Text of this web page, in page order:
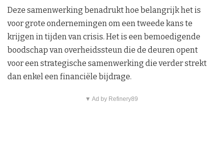
Deze samenwerking benadrukt hoe belangrijk het is
voor grote ondernemingen om een tweede kans te
krijgen in tijden van crisis. Het is een bemoedigende
boodschap van overheidssteun die de deuren opent
voor een strategische samenwerking die verder strekt
dan enkel een financiële bijdrage.
▼ Ad by Refinery89